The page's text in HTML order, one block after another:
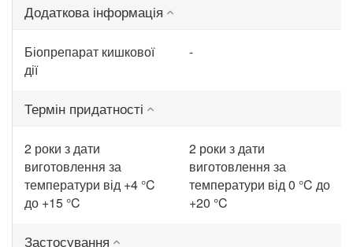
Додаткова інформація
Біопрепарат кишкової
дії
-
Термін придатності
2 роки з дати
виготовлення за
температури від +4 °C
до +15 °C
2 роки з дати
виготовлення за
температури від 0 °C до
+20 °C
Застосування